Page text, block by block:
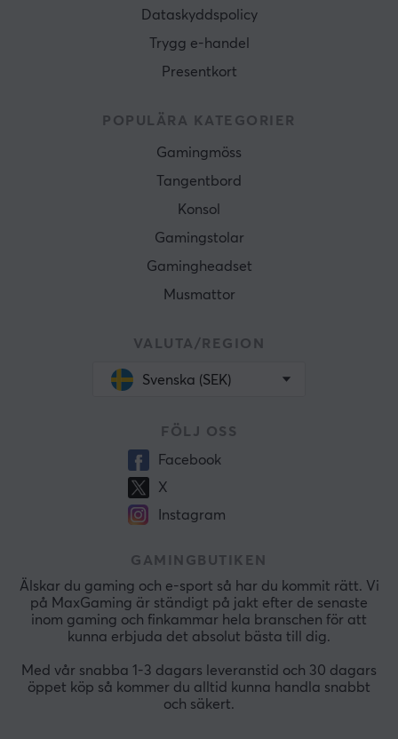
Dataskyddspolicy
Trygg e-handel
Presentkort
POPULÄRA KATEGORIER
Gamingmöss
Tangentbord
Konsol
Gamingstolar
Gamingheadset
Musmattor
VALUTA/REGION
Svenska (SEK)
FÖLJ OSS
Facebook
X
Instagram
GAMINGBUTIKEN
Älskar du gaming och e-sport så har du kommit rätt. Vi
på MaxGaming är ständigt på jakt efter de senaste
inom gaming och finkammar hela branschen för att
kunna erbjuda det absolut bästa till dig.
Med vår snabba 1-3 dagars leveranstid och 30 dagars
öppet köp så kommer du alltid kunna handla snabbt
och säkert.